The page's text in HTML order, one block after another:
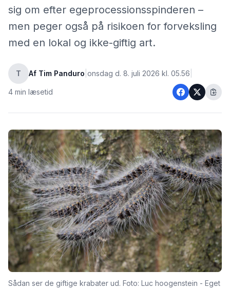
sig om efter egeprocessionsspinderen –
men peger også på risikoen for forveksling
med en lokal og ikke-giftig art.
T Af Tim Panduro onsdag d. 8. juli 2026 kl. 05.56
4 min læsetid
Sådan ser de giftige krabater ud. Foto: Luc hoogenstein - Eget